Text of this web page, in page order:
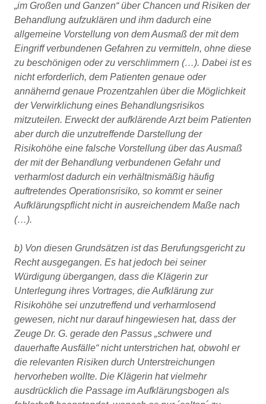
„im Großen und Ganzen“ über Chancen und Risiken der
Behandlung aufzuklären und ihm dadurch eine
allgemeine Vorstellung von dem Ausmaß der mit dem
Eingriff verbundenen Gefahren zu vermitteln, ohne diese
zu beschönigen oder zu verschlimmern (…). Dabei ist es
nicht erforderlich, dem Patienten genaue oder
annähernd genaue Prozentzahlen über die Möglichkeit
der Verwirklichung eines Behandlungsrisikos
mitzuteilen. Erweckt der aufklärende Arzt beim Patienten
aber durch die unzutreffende Darstellung der
Risikohöhe eine falsche Vorstellung über das Ausmaß
der mit der Behandlung verbundenen Gefahr und
verharmlost dadurch ein verhältnismäßig häufig
auftretendes Operationsrisiko, so kommt er seiner
Aufklärungspflicht nicht in ausreichendem Maße nach
(…).
b) Von diesen Grundsätzen ist das Berufungsgericht zu
Recht ausgegangen. Es hat jedoch bei seiner
Würdigung übergangen, dass die Klägerin zur
Unterlegung ihres Vortrages, die Aufklärung zur
Risikohöhe sei unzutreffend und verharmlosend
gewesen, nicht nur darauf hingewiesen hat, dass der
Zeuge Dr. G. gerade den Passus „schwere und
dauerhafte Ausfälle“ nicht unterstrichen hat, obwohl er
die relevanten Risiken durch Unterstreichungen
hervorheben wollte. Die Klägerin hat vielmehr
ausdrücklich die Passage im Aufklärungsbogen als